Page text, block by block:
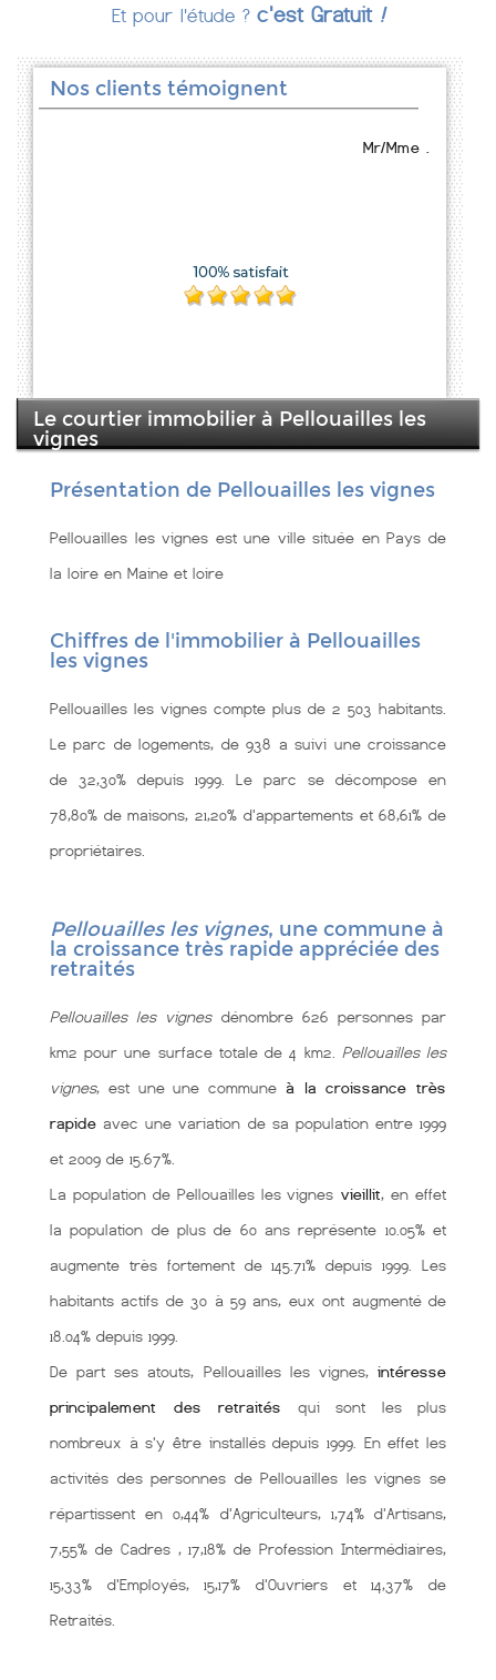
Et pour l'étude ? c'est Gratuit !
Nos clients témoignent
Mr/Mme .
Le courtier immobilier à Pellouailles les
vignes
Présentation de Pellouailles les vignes
Pellouailles les vignes est une ville située en Pays de
la loire en Maine et loire
Chiffres de l'immobilier à Pellouailles
les vignes
Pellouailles les vignes compte plus de 2 503 habitants.
Le parc de logements, de 938 a suivi une croissance
de 32,30% depuis 1999. Le parc se décompose en
78,80% de maisons, 21,20% d'appartements et 68,61% de
propriétaires.
Pellouailles les vignes, une commune à
la croissance très rapide appréciée des
retraités
Pellouailles les vignesdénombre 626 personnes par
km2 pour une surface totale de 4 km2. Pellouailles les
vignes, est une une commune à la croissance très
rapide avec une variation de sa population entre 1999
et 2009 de 15.67%.
La population de Pellouailles les vignes vieillit, en effet
la population de plus de 60 ans représente 10.05% et
augmente très fortement de 145.71% depuis 1999. Les
habitants actifs de 30 à 59 ans, eux ont augmenté de
18.04% depuis 1999.
De part ses atouts, Pellouailles les vignes, intéresse
principalement des retraités qui sont les plus
nombreux à s'y être installés depuis 1999. En effet les
activités des personnes de Pellouailles les vignes se
répartissent en 0,44% d'Agriculteurs, 1,74% d'Artisans,
7,55% de Cadres , 17,18% de Profession Intermédiaires,
15,33% d'Employés, 15,17% d'Ouvriers et 14,37% de
Retraités.